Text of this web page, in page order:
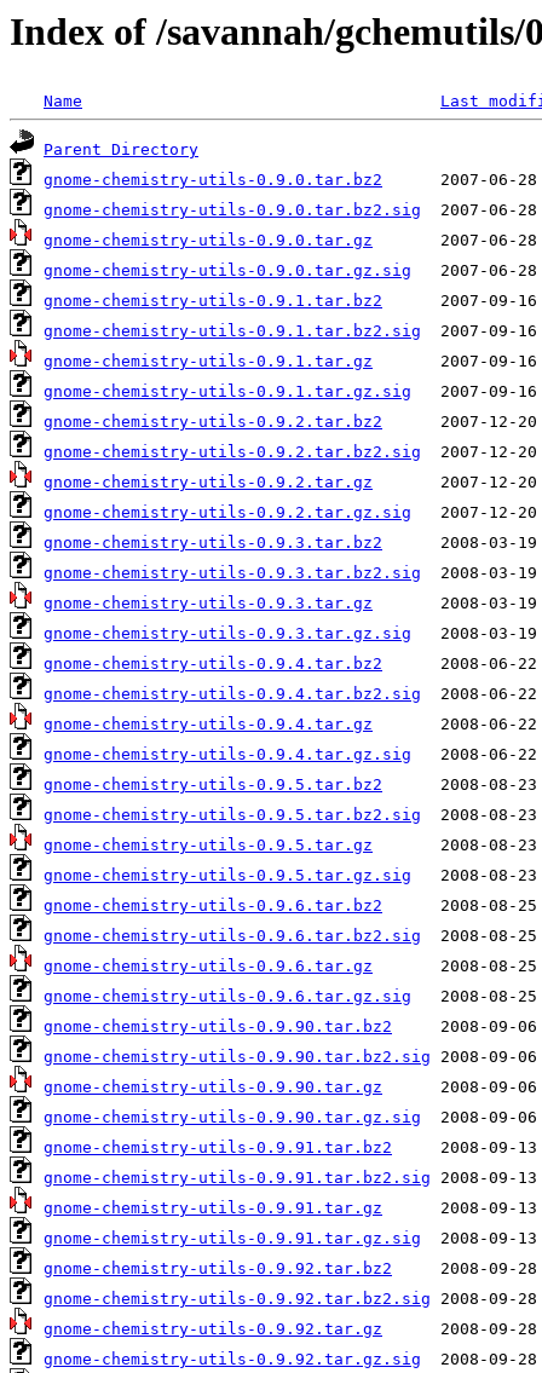
Index of /savannah/gchemutils/
Name Last
Parent Directory
gnome-chemistry-utils-0.9.0.tar.bz2
gnome-chemistry-utils-0.9.0.tar.bz2.sig
gnome-chemistry-utils-0.9.0.tar.gz
gnome-chemistry-utils-0.9.0.tar.gz.sig
gnome-chemistry-utils-0.9.1.tar.bz2
gnome-chemistry-utils-0.9.1.tar.bz2.sig
gnome-chemistry-utils-0.9.1.tar.gz
gnome-chemistry-utils-0.9.1.tar.gz.sig
gnome-chemistry-utils-0.9.2.tar.bz2
gnome-chemistry-utils-0.9.2.tar.bz2.sig
gnome-chemistry-utils-0.9.2.tar.gz
gnome-chemistry-utils-0.9.2.tar.gz.sig
gnome-chemistry-utils-0.9.3.tar.bz2
gnome-chemistry-utils-0.9.3.tar.bz2.sig
gnome-chemistry-utils-0.9.3.tar.gz
gnome-chemistry-utils-0.9.3.tar.gz.sig
gnome-chemistry-utils-0.9.4.tar.bz2
gnome-chemistry-utils-0.9.4.tar.bz2.sig
gnome-chemistry-utils-0.9.4.tar.gz
gnome-chemistry-utils-0.9.4.tar.gz.sig
gnome-chemistry-utils-0.9.5.tar.bz2
gnome-chemistry-utils-0.9.5.tar.bz2.sig
gnome-chemistry-utils-0.9.5.tar.gz
gnome-chemistry-utils-0.9.5.tar.gz.sig
gnome-chemistry-utils-0.9.6.tar.bz2
gnome-chemistry-utils-0.9.6.tar.bz2.sig
gnome-chemistry-utils-0.9.6.tar.gz
gnome-chemistry-utils-0.9.6.tar.gz.sig
gnome-chemistry-utils-0.9.90.tar.bz2
gnome-chemistry-utils-0.9.90.tar.bz2.sig
gnome-chemistry-utils-0.9.90.tar.gz
gnome-chemistry-utils-0.9.90.tar.gz.sig
gnome-chemistry-utils-0.9.91.tar.bz2
gnome-chemistry-utils-0.9.91.tar.bz2.sig
gnome-chemistry-utils-0.9.91.tar.gz
gnome-chemistry-utils-0.9.91.tar.gz.sig
gnome-chemistry-utils-0.9.92.tar.bz2
gnome-chemistry-utils-0.9.92.tar.bz2.sig
gnome-chemistry-utils-0.9.92.tar.gz
gnome-chemistry-utils-0.9.92.tar.gz.sig